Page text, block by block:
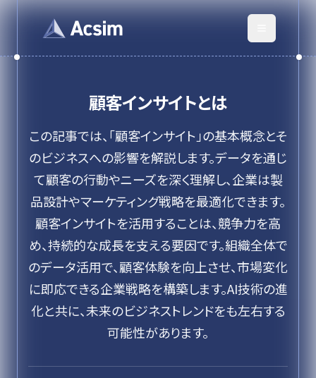
顧客インサイトとは
この記事では、「顧客インサイト」の基本概念とそ
のビジネスへの影響を解説します。データを通じ
て顧客の行動やニーズを深く理解し、企業は製
品設計やマーケティング戦略を最適化できます。
顧客インサイトを活用することは、競争力を高
め、持続的な成長を支える要因です。組織全体で
のデータ活用で、顧客体験を向上させ、市場変化
に即応できる企業戦略を構築します。AI技術の進
化と共に、未来のビジネストレンドをも左右する
可能性があります。